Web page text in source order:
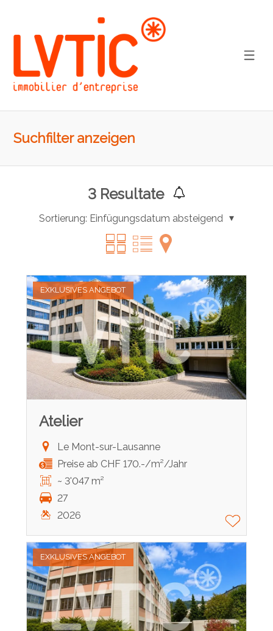
Suchfilter anzeigen
3Resultate
Sortierung: Einfügungsdatum absteigend
EXKLUSIVES ANGEBOT
Atelier
Le Mont-sur-Lausanne
Preise ab CHF 170.-/m²/Jahr
~ 3'047 m²
27
2026
EXKLUSIVES ANGEBOT